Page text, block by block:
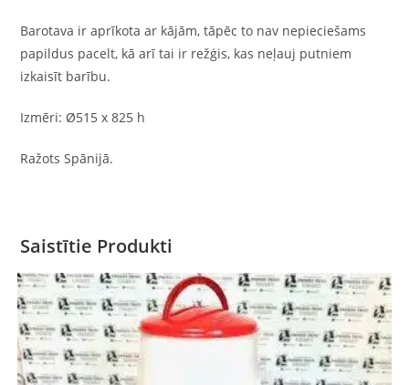
Barotava ir aprīkota ar kājām, tāpēc to nav nepieciešams
papildus pacelt, kā arī tai ir režģis, kas neļauj putniem
izkaisīt barību.
Izmēri: Ø515 x 825 h
Ražots Spānijā.
Saistītie Produkti